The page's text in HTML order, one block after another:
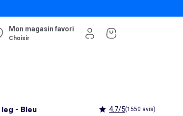
Mon magasin favori
Choisir
- Bleu 4.7/5(1550 avis)